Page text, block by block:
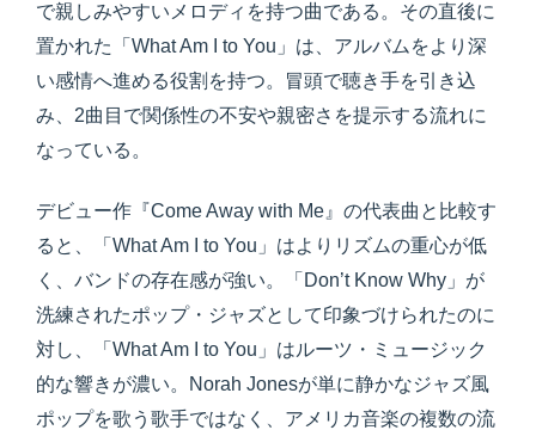
で親しみやすいメロディを持つ曲である。その直後に
置かれた「What Am I to You」は、アルバムをより深
い感情へ進める役割を持つ。冒頭で聴き手を引き込
み、2曲目で関係性の不安や親密さを提示する流れに
なっている。
デビュー作『Come Away with Me』の代表曲と比較す
ると、「What Am I to You」はよりリズムの重心が低
く、バンドの存在感が強い。「Don’t Know Why」が
洗練されたポップ・ジャズとして印象づけられたのに
対し、「What Am I to You」はルーツ・ミュージック
的な響きが濃い。Norah Jonesが単に静かなジャズ風
ポップを歌う歌手ではなく、アメリカ音楽の複数の流